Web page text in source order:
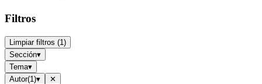
Filtros
Limpiar filtros (1)
Sección▾
Tema▾
Autor(1)▾
✕